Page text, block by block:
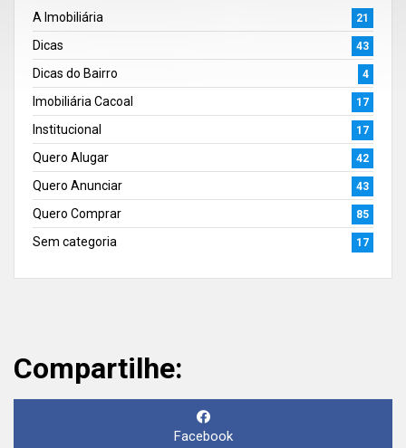
A Imobiliária
21
Dicas 43
Dicas do Bairro 4
Imobiliária Cacoal 17
Institucional 17
Quero Alugar 42
Quero Anunciar 43
Quero Comprar 85
Sem categoria 17
Compartilhe:
Facebook